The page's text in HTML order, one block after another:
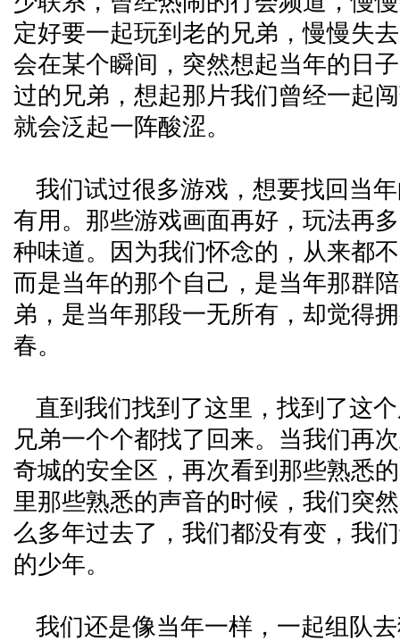
定好要一起玩到老的兄弟，慢慢失
会在某个瞬间，突然想起当年的日
过的兄弟，想起那片我们曾经一起
就会泛起一阵酸涩。
我们试过很多游戏，想要找回当
有用。那些游戏画面再好，玩法再
种味道。因为我们怀念的，从来都
而是当年的那个自己，是当年那群
弟，是当年那段一无所有，却觉得
春。
直到我们找到了这里，找到了这
兄弟一个个都找了回来。当我们再
奇城的安全区，再次看到那些熟悉
里那些熟悉的声音的时候，我们突
么多年过去了，我们都没有变，我
的少年。
我们还是像当年一样，一起组队